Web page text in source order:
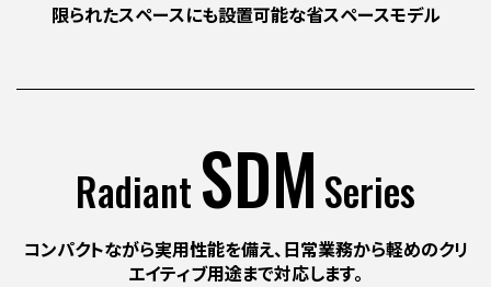
限られたスペースにも設置可能な省スペースモデル
Radiant SDM Series
コンパクトながら実用性能を備え、日常業務から軽めのクリ
エイティブ用途まで対応します。